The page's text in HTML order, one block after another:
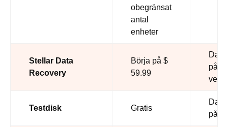
obegränsat
antal
enheter
Stellar Data
Recovery
Börja på $
59.99
på
Testdisk Gratis
på